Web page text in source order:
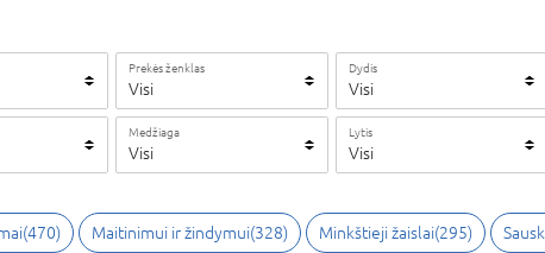
Prekės ženklas
Visi
Dydis
Visi
Medžiaga
Visi
Lytis
Visi
(470) Maitinimui ir žindymui(328) Minkštieji žaislai(295)